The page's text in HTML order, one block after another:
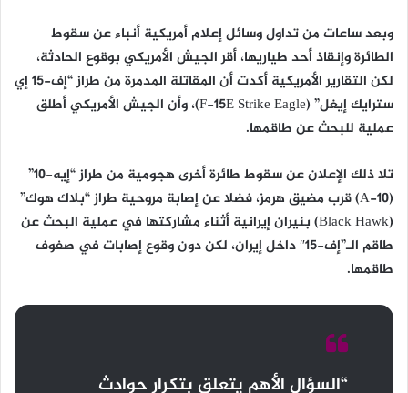
وبعد ساعات من تداول وسائل إعلام أمريكية أنباء عن سقوط
الطائرة وإنقاذ أحد طياريها، أقر الجيش الأمريكي بوقوع الحادثة،
لكن التقارير الأمريكية أكدت أن المقاتلة المدمرة من طراز “إف-15 إي
سترايك إيغل” (F-15E Strike Eagle)، وأن الجيش الأمريكي أطلق
عملية للبحث عن طاقمها.
تلا ذلك الإعلان عن سقوط طائرة أخرى هجومية من طراز “إيه-10”
(A-10) قرب مضيق هرمز، فضلا عن إصابة مروحية طراز “بلاك هوك”
(Black Hawk) بنيران إيرانية أثناء مشاركتها في عملية البحث عن
طاقم الـ”إف-15″ داخل إيران، لكن دون وقوع إصابات في صفوف
طاقمها.
“السؤال الأهم يتعلق بتكرار حوادث